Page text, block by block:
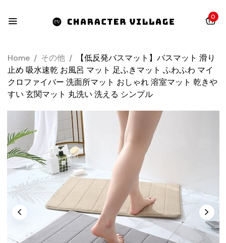
0
Home / その他 /
【低反発バスマット】バスマット 滑り
止め 吸水速乾 お風呂 マット 足ふきマット ふわふわ マイ
クロファイバー 洗面所マット おしゃれ 溶室マット 乾きや
すい 玄関マット 丸洗い 洗える シンプル